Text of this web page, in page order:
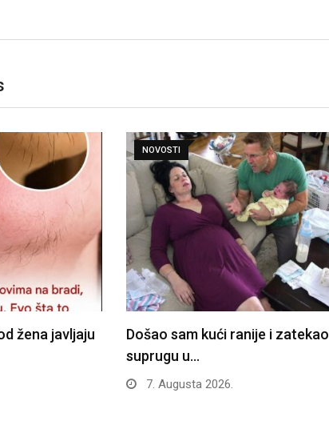
žena javljaju
NOVOSTI
Došao sam kući ranije i zatekao
suprugu u…
7. Augusta 2026.